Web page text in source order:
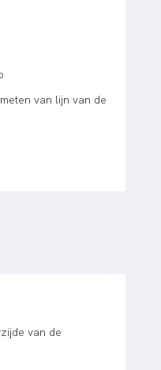
van lijn van de
van de